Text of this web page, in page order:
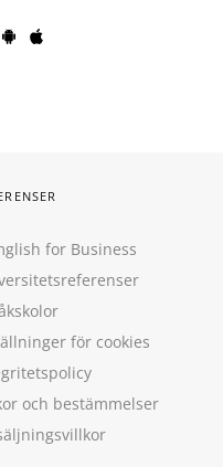
for Business
för cookies
och bestämmelser